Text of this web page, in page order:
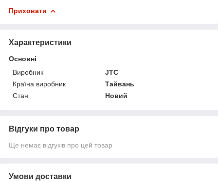
Приховати
Характеристики
Основні
Виробник
JTC
Країна виробник
Тайвань
Стан
Новий
Відгуки про товар
Ще немає відгуків про цей товар
Умови доставки